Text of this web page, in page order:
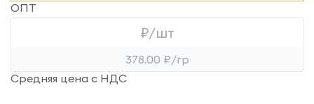
ОПТ
₽/шт
378.00 ₽/гр
Средняя цена с НДС